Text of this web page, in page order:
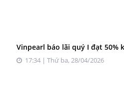
Vinpearl báo lãi quý I đạt 50%
17:34 | Thứ ba, 28/04/2026